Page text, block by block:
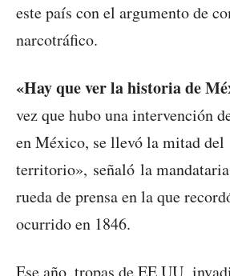
este país con el argumento de
narcotráfico.
«Hay que ver la historia de
vez que hubo una intervención
en México, se llevó la mitad del
territorio», señaló la mandataria
rueda de prensa en la que
ocurrido en 1846.
Ese año, tropas de EE.UU.